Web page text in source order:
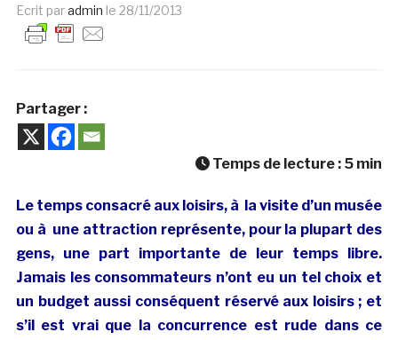
Ecrit paradmin le 28/11/2013
Partager :
Temps de lecture : 5 min
Le temps consacré aux loisirs, à la visite d’un musée
ou à une attraction représente, pour la plupart des
gens, une part importante de leur temps libre.
Jamais les consommateurs n’ont eu un tel choix et
un budget aussi conséquent réservé aux loisirs ; et
s’il est vrai que la concurrence est rude dans ce